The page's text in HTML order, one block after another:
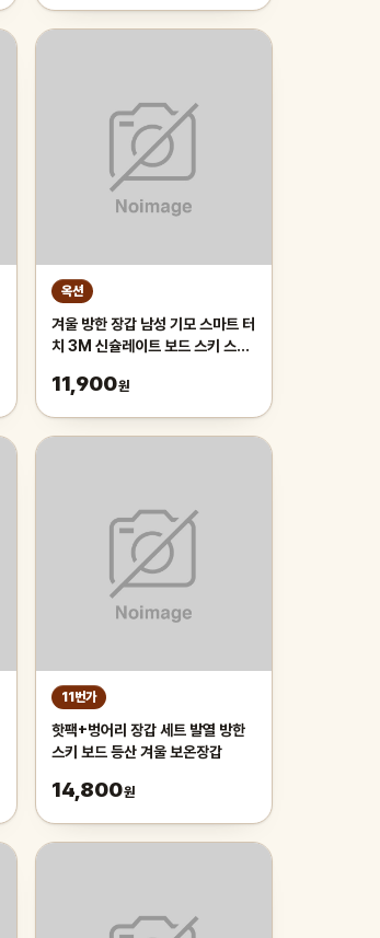
옥션
겨울 방한 장갑 남성 기모 스마트 터
치 3M 신슐레이트 보드 스키 스포
11,900원
11번가
핫팩+벙어리 장갑 세트 발열 방한
스키 보드 등산 겨울 보온장갑
14,800원